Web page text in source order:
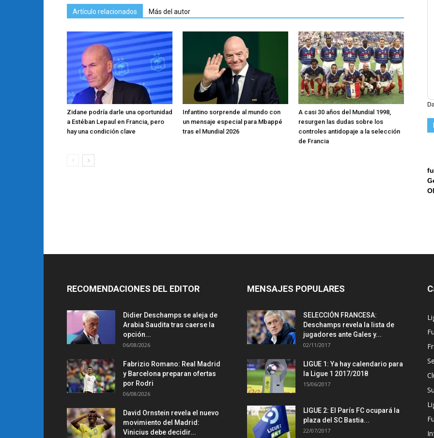
Artículo relacionados Más del autor
Zidane podría darle una oportunidad
a Estéban Lepaul en Francia, pero
hay una condición clave
Infantino sorprende al mundo con
un mensaje especial para Mbappé
tras el Mundial 2026
A casi 30 años del Mundial 1998,
resurgen las dudas sobre los
controles antidopaje a la selección
de Francia
RECOMENDACIONES DEL EDITOR
Didier Deschamps se aleja de
Arabia Saudita tras caerse la
opción...
06/08/2026
Fabrizio Romano: Real Madrid
y Barcelona preparan ofertas
por Rodri
06/08/2026
David Ornstein revela el nuevo
movimiento del Madrid:
Vinicius debe decidir...
MENSAJES POPULARES
SELECCIÓN FRANCESA:
Deschamps revela la lista de
jugadores ante Gales y...
02/11/2017
LIGUE 1: Ya hay calendario para
la Ligue 1 2017/2018
15/06/2017
LIGUE 2: El París FC ocupará la
plaza del SC Bastia...
22/07/2017